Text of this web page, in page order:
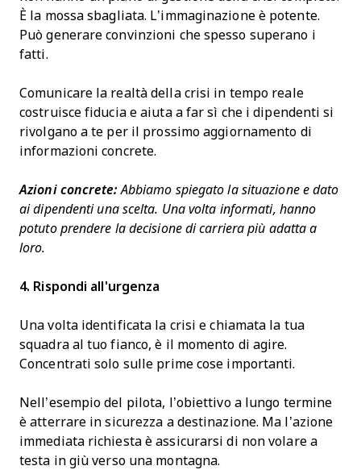
È la mossa sbagliata. L’immaginazione è potente.
Può generare convinzioni che spesso superano i
fatti.
Comunicare la realtà della crisi in tempo reale
costruisce fiducia e aiuta a far sì che i dipendenti si
rivolgano a te per il prossimo aggiornamento di
informazioni concrete.
Azioni concrete: Abbiamo spiegato la situazione e dato
ai dipendenti una scelta. Una volta informati, hanno
potuto prendere la decisione di carriera più adatta a
loro.
4. Rispondi all'urgenza
Una volta identificata la crisi e chiamata la tua
squadra al tuo fianco, è il momento di agire.
Concentrati solo sulle prime cose importanti.
Nell’esempio del pilota, l’obiettivo a lungo termine
è atterrare in sicurezza a destinazione. Ma l’azione
immediata richiesta è assicurarsi di non volare a
testa in giù verso una montagna.